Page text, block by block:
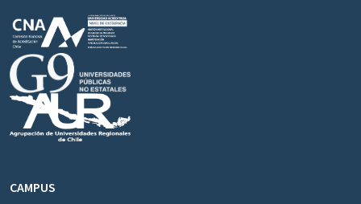
CAMPUS